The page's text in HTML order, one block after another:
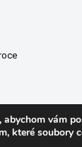
abychom vám
které soubory